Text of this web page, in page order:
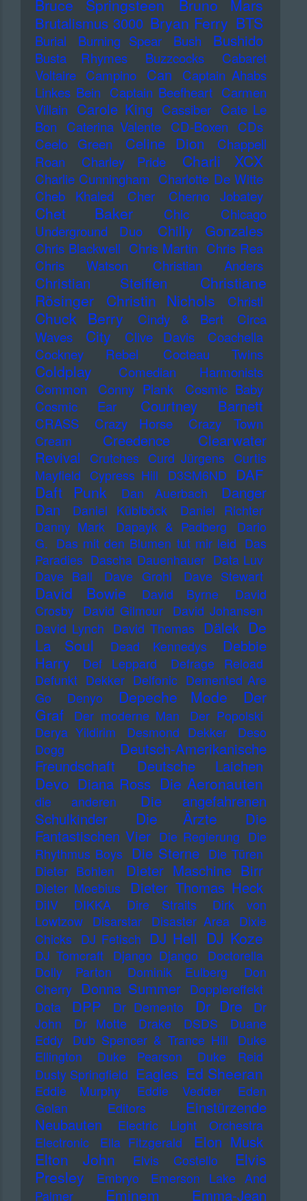
Bruce Springsteen Bruno Mars
Brutalismus 3000 Bryan Ferry BTS
Burial Burning Spear Bush Bushido
Busta Rhymes Buzzcocks
Cabaret
Voltaire Campino Can
Captain Ahabs
Linkes Bein Captain Beefheart Carmen
Villain Carole King Cassiber Cate Le
Bon
Caterina Valente CD-Boxen
CDs
Ceelo Green
Celine Dion
Chappell
Roan
Charley Pride Charli XCX
Charlie Cunningham Charlotte De Witte
Cheb Khaled
Cher Cherno Jobatey
Chet Baker Chic
Chicago
Underground Duo
Chilly Gonzales
Chris Blackwell Chris Martin Chris Rea
Chris Watson
Christian Anders
Christian Steiffen
Christiane
Rösinger
Christin Nichols Christl
Chuck Berry Cindy & Bert
Circa
Waves
City Clive Davis
Coachella
Cockney Rebel
Cocteau Twins
Coldplay
Comedian Harmonists
Common
Conny Plank
Cosmic Baby
Cosmic Ear
Courtney Barnett
CRASS Crazy Horse Crazy Town
Cream
Creedence Clearwater
Revival
Crutches Curd Jürgens Curtis
Mayfield Cypress Hill D3SM6ND DAF
Daft Punk Dan Auerbach
Danger
Dan
Daniel Küblböck
Daniel Richter
Danny Mark
Dapayk & Padberg
Dario
G. Das mit den Blumen tut mir leid Das
Paradies Dascha Dauenhauer Data Luv
Dave Ball
Dave Grohl Dave Stewart
David Bowie David Byrne
David
Crosby David Gilmour David Johansen
David Lynch David Thomas Dälek De
La Soul
Dead Kennedys
Debbie
Harry
Def Leppard
Defrage Reload
Defunkt Dekker Delfonic Demented Are
Go
Denyo Depeche Mode
Der
Graf
Der moderne Man
Der Popolski
Derya Yildirim
Desmond Dekker
Deso
Dogg
Deutsch-Amerikanische
Freundschaft
Deutsche Laichen
Devo Diana Ross Die Aeronauten
die anderen
Die angefahrenen
Schulkinder
Die Ärzte
Die
Fantastischen Vier Die Regierung Die
Rhythmus Boys Die Sterne Die Türen
Dieter Bohlen
Dieter Maschine Birr
Dieter Moebius Dieter Thomas Heck
DiIV DIKKA Dire Straits
Dirk von
Lowtzow
Disarstar Disaster Area
Dixie
Chicks DJ Fetisch DJ Hell DJ Koze
DJ Tomcraft Django Django
Doctorella
Dolly Parton
Dominik Eulberg
Don
Cherry Donna Summer Dopplereffekt
Dota
DPP Dr Demento Dr Dre
Dr
John
Dr Motte Drake DSDS
Duane
Eddy
Dub Spencer & Trance Hill
Duke
Ellington
Duke Pearson
Duke Reid
Dusty Springfield Eagles Ed Sheeran
Eddie Murphy Eddie Vedder
Eden
Golan
Editors
Einstürzende
Neubauten
Electric Light Orchestra
Electronic
Ella Fitzgerald Elon Musk
Elton John Elvis Costello
Elvis
Presley
Embryo
Emerson Lake And
Palmer
Eminem
Emma-Jean